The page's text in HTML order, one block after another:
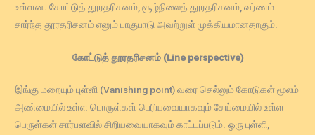
உள்ளன. கோட்டுத் தூரதரிசனம், சூழ்நிலைத் தூரதரிசனம், வர்ணம்
சார்ந்த தூரதரிசனம் எனும் பாகுபாடு அவற்றுள் முக்கியமானதாகும்.
கோட்டுத் தூரதரிசனம் (Line perspective)
இங்கு மறையும் புள்ளி (Vanishing point) வரை செல்லும் கோடுகள் மூலம்
அண்மையில் உள்ள பொருள்கள் பெரியவையாகவும் சேய்மையில் உள்ள
பெருள்கள் சார்பளவில் சிறியவையாகவும் காட்டப்படும். ஒரு புள்ளி,